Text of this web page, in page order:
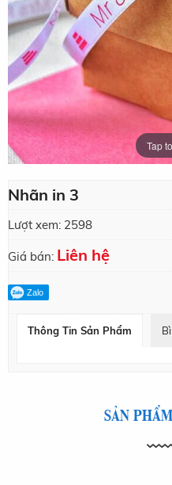
Tap
Nhãn in 3
Lượt xem: 2598
Giá bán: Liên hệ
Zalo
Thông Tin Sản Phẩm
SẢN